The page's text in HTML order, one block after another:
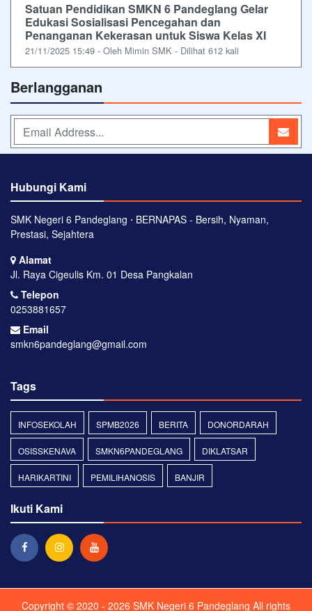
Satuan Pendidikan SMKN 6 Pandeglang Gelar
Edukasi Sosialisasi Pencegahan dan
Penanganan Kekerasan untuk Siswa Kelas XI
21/11/2025 15:49 - Oleh Mimin SMK - Dilihat 612 kali
Berlangganan
Hubungi Kami
SMK Negeri 6 Pandeglang ⋅ BERNAPAS - Bersih, Nyaman,
Prestasi, Sejahtera
Alamat
Jl. Raya Cigeulis Km. 01 Desa Pangkalan
Telepon
0253881657
Email
smkn6pandeglang@gmail.com
Tags
INFOSEKOLAH SPMB2026 BERITA DONORDARAH
OSISSKENAVA SMKN6PANDEGLANG DIKLATSAR
HARIKARTINI PEMILIHANOSIS BANJIR
Ikuti Kami
Copyright © 2020 - 2026 SMK Negeri 6 Pandeglang All rights